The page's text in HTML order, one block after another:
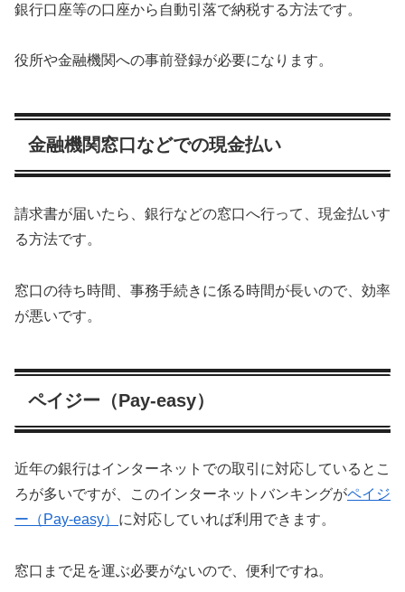
銀行口座等の口座から自動引落で納税する方法です。
役所や金融機関への事前登録が必要になります。
金融機関窓口などでの現金払い
請求書が届いたら、銀行などの窓口へ行って、現金払いす
る方法です。
窓口の待ち時間、事務手続きに係る時間が長いので、効率
が悪いです。
ペイジー（Pay-easy）
近年の銀行はインターネットでの取引に対応しているとこ
ろが多いですが、このインターネットバンキングがペイジ
ー（Pay-easy） に対応していれば利用できます。
窓口まで足を運ぶ必要がないので、便利ですね。